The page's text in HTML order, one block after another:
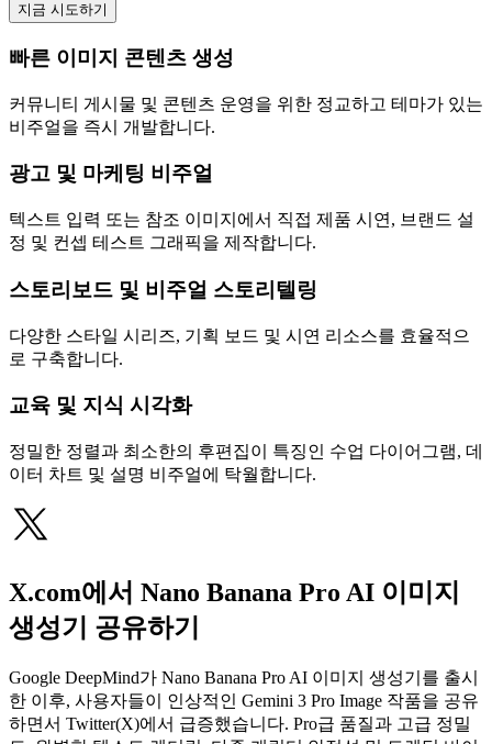
지금 시도하기
빠른 이미지 콘텐츠 생성
커뮤니티 게시물 및 콘텐츠 운영을 위한 정교하고 테마가 있는
비주얼을 즉시 개발합니다.
광고 및 마케팅 비주얼
텍스트 입력 또는 참조 이미지에서 직접 제품 시연, 브랜드 설
정 및 컨셉 테스트 그래픽을 제작합니다.
스토리보드 및 비주얼 스토리텔링
다양한 스타일 시리즈, 기획 보드 및 시연 리소스를 효율적으
로 구축합니다.
교육 및 지식 시각화
정밀한 정렬과 최소한의 후편집이 특징인 수업 다이어그램, 데
이터 차트 및 설명 비주얼에 탁월합니다.
X.com에서 Nano Banana Pro AI 이미지
생성기 공유하기
Google DeepMind가 Nano Banana Pro AI 이미지 생성기를 출시
한 이후, 사용자들이 인상적인 Gemini 3 Pro Image 작품을 공유
하면서 Twitter(X)에서 급증했습니다. Pro급 품질과 고급 정밀